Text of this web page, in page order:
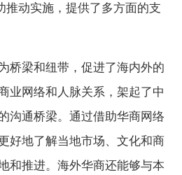
推动实施，提供了多方面的支
梁和纽带，促进了海内外的
业网络和人脉关系，架起了中
沟通桥梁。通过借助华商网络
好地了解当地市场、文化和商
和推进。海外华商还能够与本